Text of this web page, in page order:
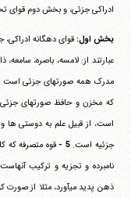
ادراکی جزئی، و بخش دوم قوای
بخش اول:قوای دهگانه
مدرک همه صورتهای جزئی است
که مخزن و حافظ صورتهای
است، از قبیل علم به دوستی
جزئیه است.5 -
قوه متصرفه که
نامبرده و تجزیه و ترکیب